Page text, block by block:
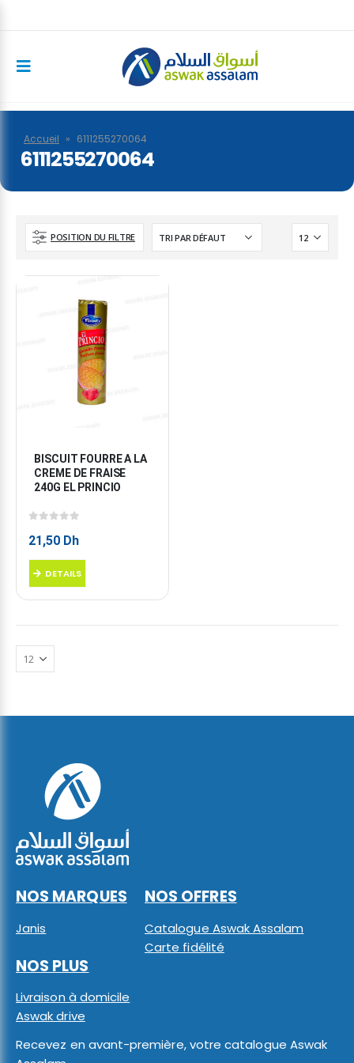
Accueil » 6111255270064
6111255270064
POSITION DU FILTRE
BISCUIT FOURRE A LA
CREME DE FRAISE
240G EL PRINCIO
21,50 Dh
DETAILS
NOS MARQUES
Janis
NOS OFFRES
Catalogue Aswak Assalam
Carte fidélité
NOS PLUS
Livraison à domicile
Aswak drive
Recevez en avant-première, votre catalogue Aswak